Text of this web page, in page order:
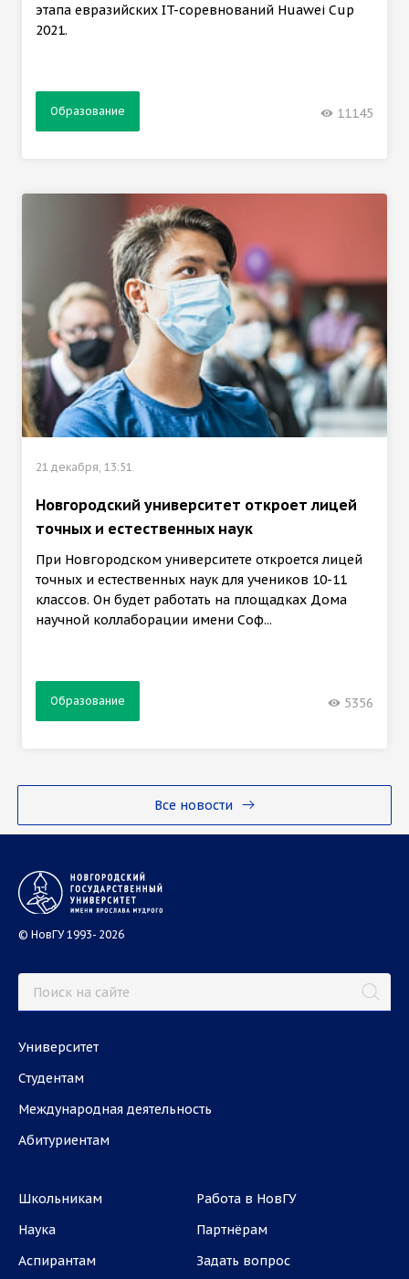
Все новости
этапа евразийских IT-соревнований Huawei Cup
2021.
Образование 11145
21 декабря, 13:51
Новгородский университет откроет лицей
точных и естественных наук
При Новгородском университете откроется лицей
точных и естественных наук для учеников 10-11
классов. Он будет работать на площадках Дома
научной коллаборации имени Соф...
Образование 5356
© НовГУ 1993- 2026
Университет
Студентам
Международная деятельность
Абитуриентам
Школьникам
Наука
Аспирантам
Работа в НовГУ
Партнёрам
Задать вопрос